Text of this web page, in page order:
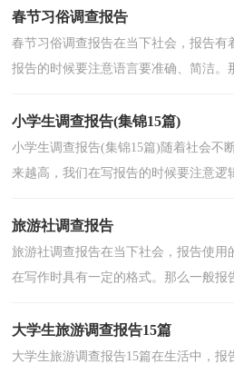
春节习俗调查报告
春节习俗调查报告在当下社会，报告有
报告的时候要注意语言要准确、简洁。
小学生调查报告(集锦15篇)
小学生调查报告(集锦15篇)随着社会不
来越高，我们在写报告的时候要注意逻
旅游社调查报告
旅游社调查报告在当下社会，报告使用
在写作时具有一定的格式。那么一般报
大学生旅游调查报告15篇
大学生旅游调查报告15篇在生活中，